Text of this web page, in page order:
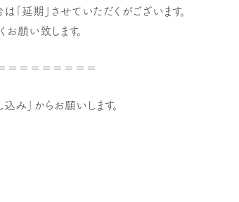
延期」させていただくがございます。
願い致します。
＝＝＝＝＝＝＝＝
」からお願いします。